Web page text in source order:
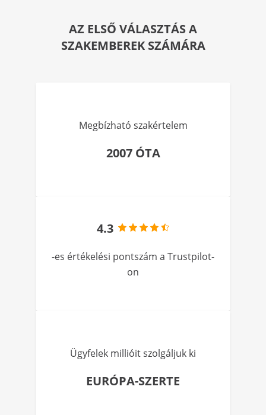
AZ ELSŐ VÁLASZTÁS A
SZAKEMBEREK SZÁMÁRA
Megbízható szakértelem
2007 ÓTA
4.3
-es értékelési pontszám a Trustpilot-
on
Ügyfelek millióit szolgáljuk ki
EURÓPA-SZERTE